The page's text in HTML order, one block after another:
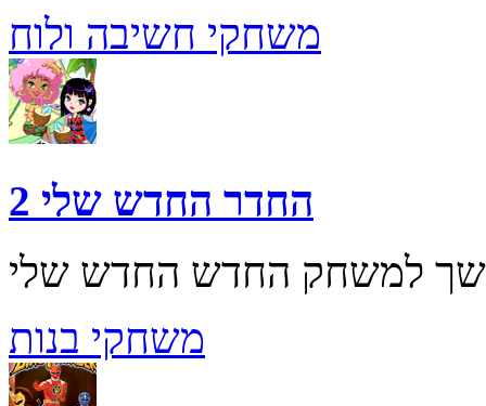
משחקי חשיבה ולוח
החדר החדש שלי 2
משחקי בנות